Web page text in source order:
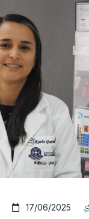
17/06/2025